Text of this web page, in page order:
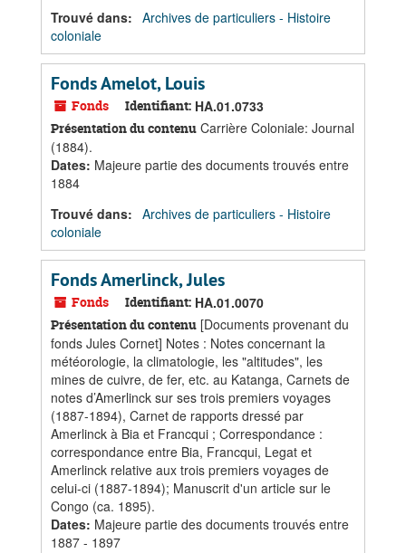
Trouvé dans: Archives de particuliers - Histoire
coloniale
Fonds Amelot, Louis
Fonds Identifiant: HA.01.0733
Présentation du contenu Carrière Coloniale: Journal
(1884).
Dates: Majeure partie des documents trouvés entre
1884
Trouvé dans: Archives de particuliers - Histoire
coloniale
Fonds Amerlinck, Jules
Fonds Identifiant: HA.01.0070
Présentation du contenu [Documents provenant du
fonds Jules Cornet] Notes : Notes concernant la
météorologie, la climatologie, les "altitudes", les
mines de cuivre, de fer, etc. au Katanga, Carnets de
notes d’Amerlinck sur ses trois premiers voyages
(1887-1894), Carnet de rapports dressé par
Amerlinck à Bia et Francqui ; Correspondance :
correspondance entre Bia, Francqui, Legat et
Amerlinck relative aux trois premiers voyages de
celui-ci (1887-1894); Manuscrit d'un article sur le
Congo (ca. 1895).
Dates: Majeure partie des documents trouvés entre
1887 - 1897